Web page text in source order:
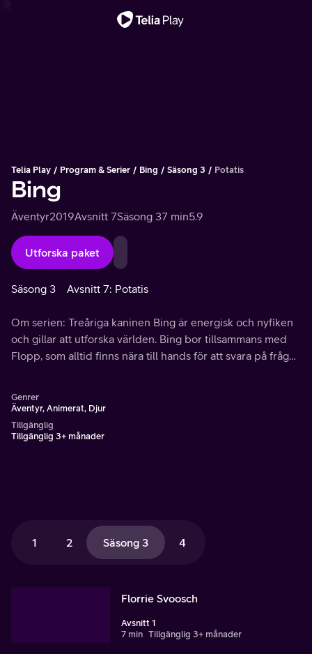
Telia Play Program & Serier Bing Säsong 3 Potatis
Bing
Äventyr2019Avsnitt 7Säsong 37 min5.9
Utforska paket
Säsong 3 Avsnitt 7: Potatis
Om serien: Treåriga kaninen Bing är energisk och nyfiken
och gillar att utforska världen. Bing bor tillsammans med
Flopp, som alltid finns nära till hands för att svara på frågor
Genrer
Äventyr, Animerat, Djur
Tillgänglig
Tillgänglig 3+ månader
1 2 Säsong 3 4
Florrie Svoosch
Avsnitt 1
7 min Tillgänglig 3+ månader